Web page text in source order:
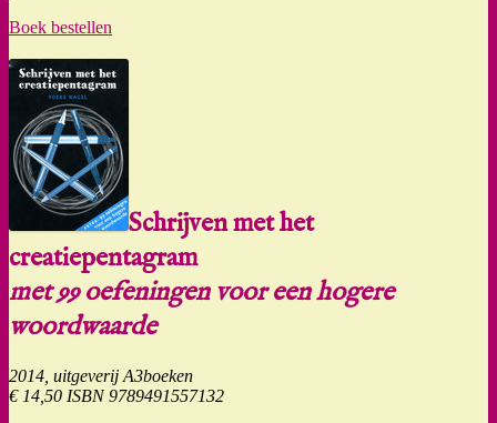
Boek bestellen
Schrijven met het
creatiepentagram
met 99 oefeningen voor een hogere
woordwaarde
2014, uitgeverij A3boeken
€ 14,50 ISBN 9789491557132